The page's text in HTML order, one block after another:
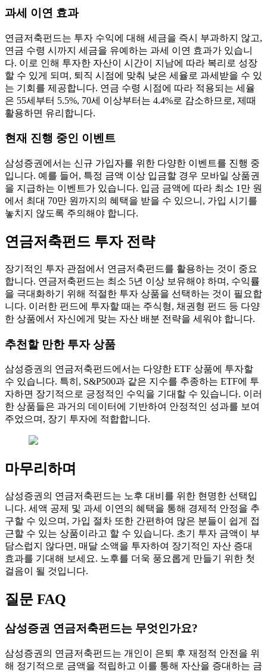
과세 이연 효과
연금저축펀드는 투자 수익에 대해 세금을 즉시 부과하지 않고,
연금 수령 시까지 세금을 유예하는 과세 이연 효과가 있습니
다. 이로 인해 투자한 자산이 시간이 지남에 따라 복리로 성장
할 수 있게 되며, 퇴직 시점에 맞춰 낮은 세율로 과세받을 수 있
는 기회를 제공합니다. 연금 수령 시점에 따라 적용되는 세율
은 55세부터 5.5%, 70세 이상부터는 4.4%로 감소하므로, 제때
활용하면 유리합니다.
현재 진행 중인 이벤트
삼성증권에서는 신규 가입자를 위한 다양한 이벤트를 진행 중
입니다. 예를 들어, 특정 금액 이상 입금할 경우 모바일 상품권
을 지급하는 이벤트가 있습니다. 입금 금액에 따라 최소 1만 원
에서 최대 70만 원까지의 혜택을 받을 수 있으니, 가입 시기를
놓치지 않도록 주의해야 합니다.
연금저축펀드 투자 전략
장기적인 투자 관점에서 연금저축펀드를 활용하는 것이 중요
합니다. 연금저축펀드는 최소 5년 이상 보유해야 하며, 수익률
을 극대화하기 위해 적절한 투자 상품을 선택하는 것이 필요합
니다. 이러한 펀드에 투자할 때는 주식형, 채권형 펀드 등 다양
한 상품에서 자신에게 맞는 자산 배분 전략을 세워야 합니다.
추천할 만한 투자 상품
삼성증권의 연금저축펀드에서는 다양한 ETF 상품에 투자할
수 있습니다. 특히, S&P500과 같은 지수를 추종하는 ETF에 투
자하면 장기적으로 긍정적인 수익을 기대할 수 있습니다. 이러
한 상품들은 과거의 데이터에 기반하여 안정적인 성과를 보여
주었으며, 장기 투자에 적합합니다.
마무리하며
삼성증권의 연금저축펀드는 노후 대비를 위한 현명한 선택입
니다. 세액 공제 및 과세 이연의 혜택을 통해 경제적 안정을 추
구할 수 있으며, 가입 절차 또한 간편하여 많은 분들이 쉽게 접
근할 수 있는 상품이라고 할 수 있습니다. 초기 투자 금액이 부
담스럽지 않다면, 매달 소액을 투자하여 장기적인 자산 증대
효과를 기대해 보세요. 노후를 더욱 풍요롭게 만들기 위한 첫
걸음이 될 것입니다.
질문 FAQ
삼성증권 연금저축펀드는 무엇인가요?
삼성증권의 연금저축펀드는 개인이 은퇴 후 재정적 안전을 위
해 정기적으로 금액을 적립하고 이를 통해 자산을 증대하는 금